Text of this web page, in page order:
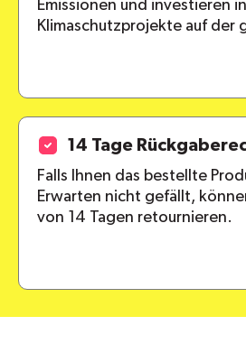
Emissionen und investieren in
Klimaschutzprojekte auf der
14 Tage
Falls Ihnen das bestellte
Erwarten nicht gefällt,
von 14 Tagen retournieren.